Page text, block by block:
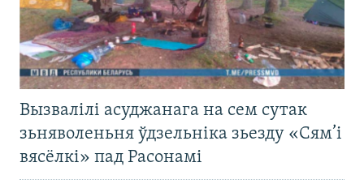
Вызвалілі асуджанага на сем сутак
зьняволеньня ўдзельніка зьезду «Сям’і
вясёлкі» пад Расонамі